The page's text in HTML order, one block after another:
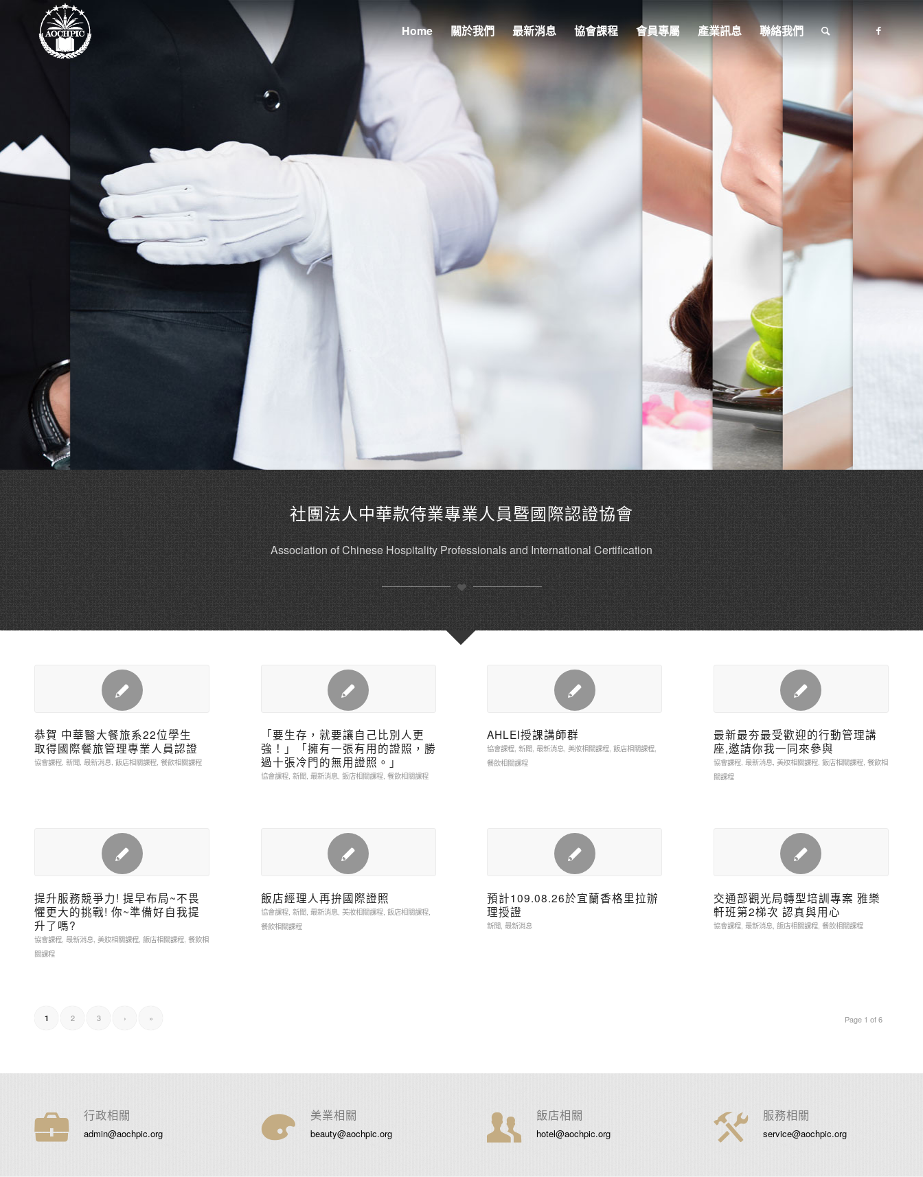
Home 關於我們 最新消息 協會課程 會員專屬 產業訊息 聯絡我們
社團法人中華款待業專業人員暨國際認證協會
Association of Chinese Hospitality Professionals and International Certification
恭賀 中華醫大餐旅系22位學生
取得國際餐旅管理專業人員認證
協會課程, 新聞, 最新消息, 飯店相關課程, 餐飲相關課程
「要生存，就要讓自己比別人更
強！」「擁有一張有用的證照，勝
過十張冷門的無用證照。」
協會課程, 新聞, 最新消息, 飯店相關課程, 餐飲相關課程
AHLEI授課講師群
協會課程,新聞,最新消息,美妝相關課程,飯店相關課程,
餐飲相關課程
最新最夯最受歡迎的行動管理講
座,邀請你我一同來參與
協會課程, 最新消息, 美妝相關課程, 飯店相關課程, 餐飲相
關課程
提升服務競爭力! 提早布局~不畏
懼更大的挑戰! 你~準備好自我提
升了嗎?
協會課程, 最新消息, 美妝相關課程, 飯店相關課程, 餐飲相
關課程
飯店經理人再拚國際證照
協會課程, 新聞, 最新消息, 美妝相關課程, 飯店相關課程,
餐飲相關課程
預計109.08.26於宜蘭香格里拉辦
理授證
新聞,最新消息
交通部觀光局轉型培訓專案 雅樂
軒班第2梯次 認真與用心
協會課程, 最新消息, 飯店相關課程, 餐飲相關課程
Page 1 of 6
1 2 3 › »
行政相關
admin@aochpic.org
美業相關
beauty@aochpic.org
飯店相關
hotel@aochpic.org
服務相關
service@aochpic.org